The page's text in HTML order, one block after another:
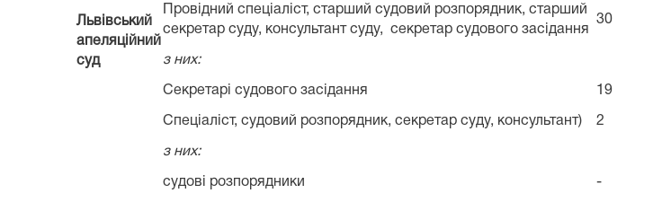
Львівський
апеляційний
суд
Провідний спеціаліст, старший судовий розпорядник, старший
секретар суду, консультант суду, секретар судового засідання
30
з них:
Секретарі судового засідання 19
Спеціаліст, судовий розпорядник, секретар суду, консультант) 2
з них:
судові розпорядники -